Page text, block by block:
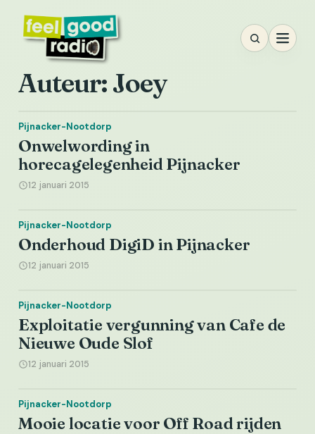
inhoud
Auteur:Joey
Pijnacker-Nootdorp
Onwelwording in
horecagelegenheid Pijnacker
12 januari 2015
Pijnacker-Nootdorp
Onderhoud DigiD in Pijnacker
12 januari 2015
Pijnacker-Nootdorp
Exploitatie vergunning van Cafe de
Nieuwe Oude Slof
12 januari 2015
Pijnacker-Nootdorp
Mooie locatie voor Off Road rijden